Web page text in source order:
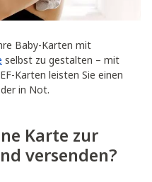
Baby-Karten mit
selbst zu gestalten – mit
Karten leisten Sie einen
in Not.
Karte zur
versenden?